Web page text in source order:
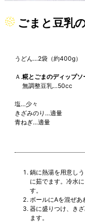
ごまと豆乳
うどん…2袋（約400g）
Ａ.糀とごまのディップソ
無調整豆乳…50cc
塩…少々
きざみのり…適量
青ねぎ…適量
鍋に熱湯を用意し
に茹でます。冷水
す。
ボールにAを混ぜあ
器に盛りつけ、き
ます。